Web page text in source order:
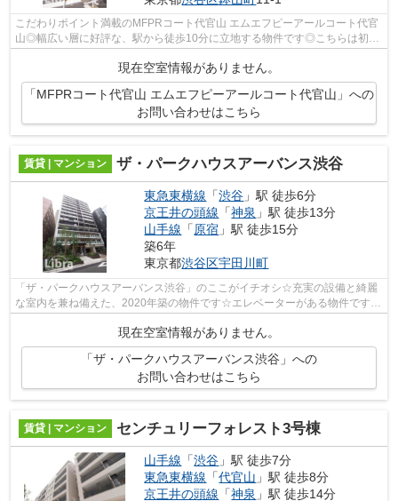
こだわりポイント満載のMFPRコート代官山 エムエフピーアールコート代官
山◎幅広い層に好評な、駅から徒歩10分に立地する物件です◎こちらは初期
現在空室情報がありません。
「MFPRコート代官山 エムエフピーアールコート代官山」への
お問い合わせはこちら
賃貸 | マンション ザ・パークハウスアーバンス渋谷
東急東横線 「渋谷 」駅 徒歩6分
京王井の頭線 「神泉 」駅 徒歩13分
山手線 「原宿 」駅 徒歩15分
築6年
東京都渋谷区宇田川町
「ザ・パークハウスアーバンス渋谷」のここがイチオシ☆充実の設備と綺麗
な室内を兼ね備えた、2020年築の物件です☆エレベーターがある物件です☆
現在空室情報がありません。
「ザ・パークハウスアーバンス渋谷」への
お問い合わせはこちら
賃貸 | マンション センチュリーフォレスト3号棟
山手線 「渋谷 」駅 徒歩7分
東急東横線 「代官山 」駅 徒歩8分
京王井の頭線 「神泉 」駅 徒歩14分